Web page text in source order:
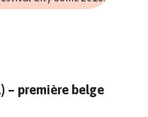
– première belge